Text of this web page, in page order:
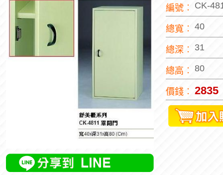
編號︰ CK-
總寬︰ 40
總深︰ 31
總高︰ 80
價錢︰ 2835